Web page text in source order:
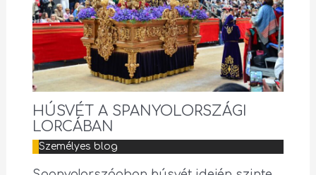
HÚSVÉT A SPANYOLORSZÁGI
LORCÁBAN
Személyes blog